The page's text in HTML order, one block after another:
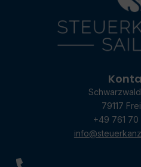
79117
+49 761 70